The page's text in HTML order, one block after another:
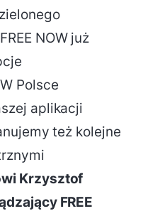
NOW już
Polsce
aplikacji
też kolejne
Krzysztof
FREE